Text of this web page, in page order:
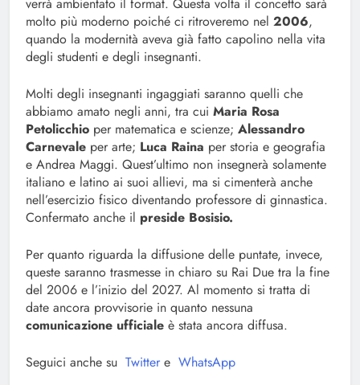
molto più moderno poiché ci ritroveremo nel 2006,
quando la modernità aveva già fatto capolino nella vita
degli studenti e degli insegnanti.
Molti degli insegnanti ingaggiati saranno quelli che
abbiamo amato negli anni, tra cui Maria Rosa
Petolicchio per matematica e scienze; Alessandro
Carnevale per arte; Luca Raina per storia e geografia
e Andrea Maggi. Quest’ultimo non insegnerà solamente
italiano e latino ai suoi allievi, ma si cimenterà anche
nell’esercizio fisico diventando professore di ginnastica.
Confermato anche il preside Bosisio.
Per quanto riguarda la diffusione delle puntate, invece,
queste saranno trasmesse in chiaro su Rai Due tra la fine
del 2006 e l’inizio del 2027. Al momento si tratta di
date ancora provvisorie in quanto nessuna
comunicazione ufficiale è stata ancora diffusa.
Seguici anche su Twitter e WhatsApp